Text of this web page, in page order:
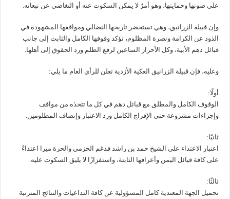
على صونها وحمايتها، وهو أمرٌ لا يمكن السكوت عنه أو التغاضي عن تبعاته.
وإن قبيلة الزرانيق، وهي تستحضر تاريخها النضالي ومواقفها المشهودة في
الذود عن الكرامة ونصرة المظلوم، تؤكد وقوفها الكامل والثابت إلى جانب
قبائل دهم الأبية، وكل الأحرار الساعين لرفع الظلم ورد الحقوق إلى أهلها.
وعليه، فإن قبيلة الزرانيق العكية الأزدية تعلن للرأي العام ما يلي:
أولًا:
الوقوف الكامل والمطلق مع قبائل دهم في كل ما تتخذه من مواقف
وإجراءات مشروعة حتى الإفراج الكامل ورد الاعتبار وإنصاف المظلومين.
ثانيًا:
اعتبار الاعتداء على الشيخ حمد بن راشد فدغم الحزمي والحرة ميرا اعتداءً
على كافة قبائل اليمن وأعرافها الثابتة، واستفزازًا لا يليق السكوت عليه.
ثالثًا:
تحميل الجهة المعتدية كامل المسؤولية عن كافة التداعيات والنتائج المترتبة